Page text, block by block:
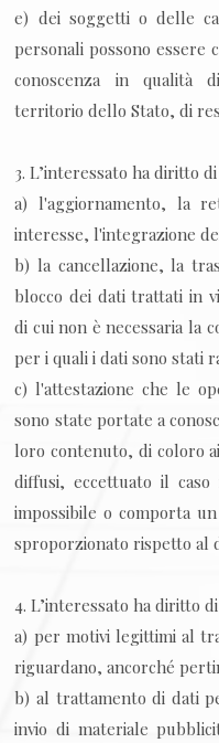
e) dei soggetti o delle
personali possono essere
conoscenza in qualità
territorio dello Stato, di
3. L’interessato ha diritto
a) l'aggiornamento, la
interesse, l'integrazione
b) la cancellazione, la
blocco dei dati trattati in
di cui non è necessaria la
per i quali i dati sono stati
c) l'attestazione che le
sono state portate a
loro contenuto, di coloro
diffusi, eccettuato il
impossibile o comporta
sproporzionato rispetto al
4. L’interessato ha diritto
a) per motivi legittimi al
riguardano, ancorché
b) al trattamento di dati
invio di materiale